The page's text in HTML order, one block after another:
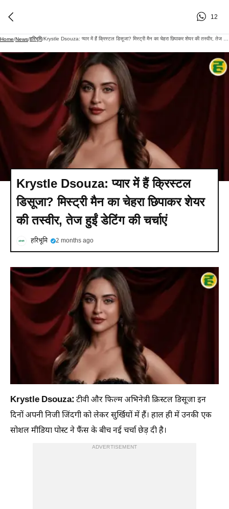
12
Home/News/हरिभूमि/
Krystle Dsouza: प्यार में हैं क्रिस्टल
डिसूजा? मिस्ट्री मैन का चेहरा छिपाकर शेयर
की तस्वीर, तेज हुईं डेटिंग की चर्चाएं
हरिभूमि 2 months ago
Krystle Dsouza:टीवी और फिल्म अभिनेत्री क्रिस्टल डिसूजा इन
दिनों अपनी निजी जिंदगी को लेकर सुर्खियों में हैं। हाल ही में उनकी एक
सोशल मीडिया पोस्ट ने फैंस के बीच नई चर्चा छेड़ दी है।
ADVERTISEMENT